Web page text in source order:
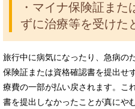
・マイナ保険証ま
ずに治療等を受けた
旅行中に病気になったり、急病の
保険証または資格確認書を提出せ
療費の一部が払い戻されます。こ
書を提出しなかったことが真にや